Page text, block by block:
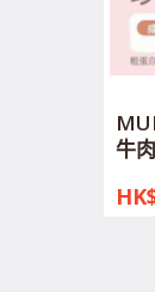
牛